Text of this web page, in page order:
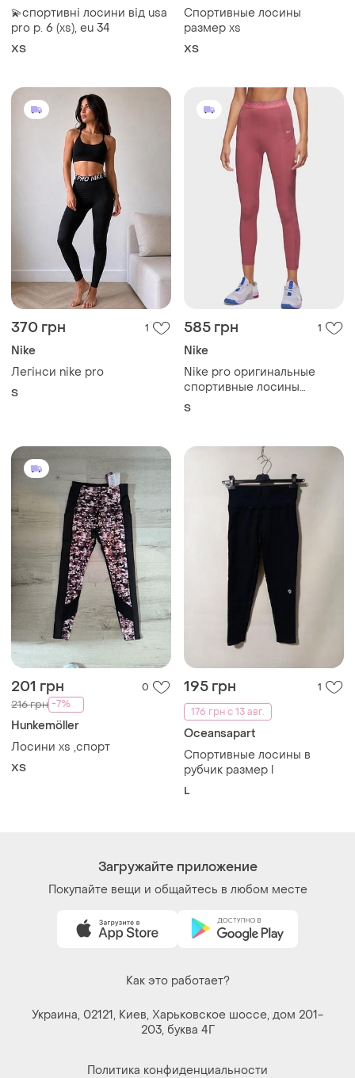
💫спортивні лосини від usa
pro р. 6 (xs), eu 34
ХS
Спортивные лосины
размер xs
ХS
370 грн 1
Nike
Легінси nike pro
S
585 грн 1
Nike
Nike pro оригинальные
спортивные лосины
леггинсы для тренировок
S
201 грн 0
216 грн -7%
Hunkemöller
Лосини xs ,спорт
ХS
195 грн
1
176 грн с 13 авг.
Oceansapart
Спортивные лосины в
рубчик размер l
L
Загружайте приложение
Покупайте вещи и общайтесь в любом месте
Как это работает?
Украина, 02121, Киев, Харьковское шоссе, дом 201-
203, буква 4Г
Политика конфиденциальности